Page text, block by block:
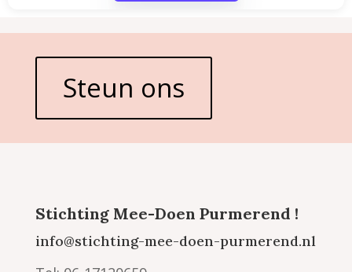
Steun ons
Stichting Mee-Doen Purmerend !
info@stichting-mee-doen-purmerend.nl